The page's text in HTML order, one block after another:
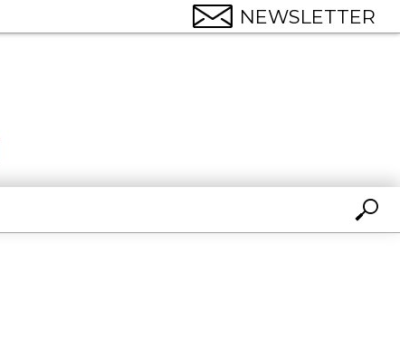
NEWSLETTER